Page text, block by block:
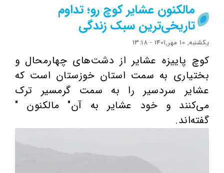
مالکنون عشایر کوچ رو؛ تداوم
تاریخی‌ترین سبک زندگی
یکشنبه, 10 مهر,1401 - 13:18
کوچ پاییزه عشایر از دشت‌های چهارمحال و
بختیاری به سمت استان خوزستان است که
عشایر سردسیر را به سمت گرمسیر ترک
می‌کنند و خود عشایر به آن" مالکنون "
گفته‌اند.